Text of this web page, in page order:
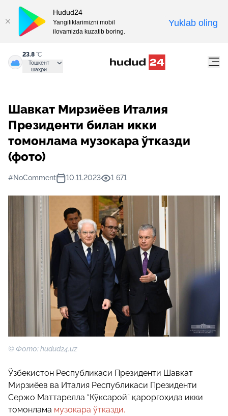
23.8 °C
Тошкент
шаҳри
Шавкат Мирзиёев Италия
Президенти билан икки
томонлама музокара ўтказди
(фото)
#NoComment 10.11.2023 1 671
© Фото: hudud24.uz
Ўзбекистон Республикаси Президенти Шавкат
Мирзиёев ва Италия Республикаси Президенти
Сержо Маттарелла “Кўксарой” қароргоҳида икки
томонлама музокара ўтказди.
Hudud24
Yangiliklarimizni mobil
ilovamizda kuzatib boring.
Yuklab oling